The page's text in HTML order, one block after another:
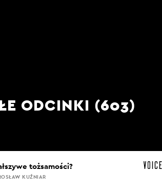
ODCINKI (603)
tożsamości?
KUŹNIAR